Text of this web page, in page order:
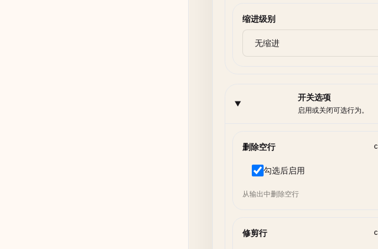
缩进级别
开关选项
启用或关闭可选行为。
删除空行
勾选后启用
从输出中删除空行
修剪行